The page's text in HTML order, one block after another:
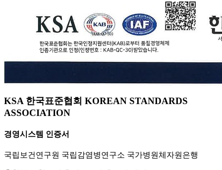
KSA 한국표준협회 KOREAN STANDARDS
ASSOCIATION
경영시스템 인증서
국립보건연구원 국립감염병연구소 국가병원체자원은행